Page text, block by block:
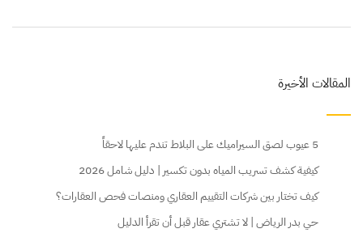
المقالات الأخيرة
5 عيوب لصق السيراميك على البلاط تندم عليها لاحقاً
كيفية كشف تسريب المياه بدون تكسير | دليل شامل 2026
كيف تختار بين شركات التقييم العقاري ومنصات فحص العقارات؟
حي بدر الرياض | لا تشتري عقار قبل أن تقرأ الدليل